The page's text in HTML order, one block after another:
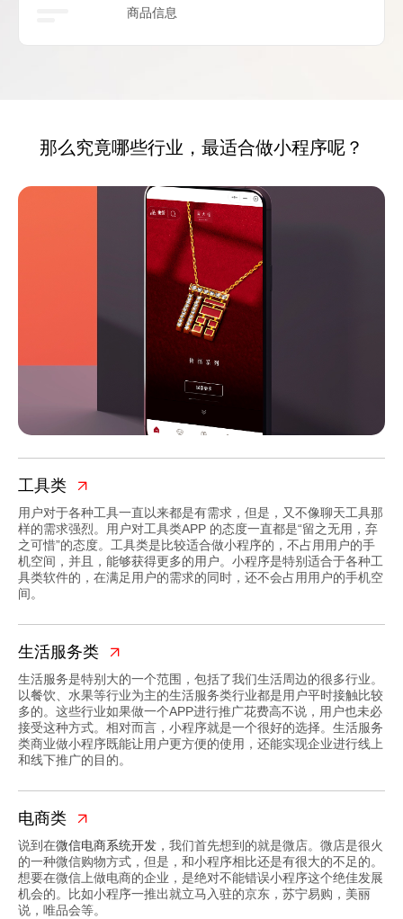
商品信息
那么究竟哪些行业，最适合做小程序呢？
工具类
用户对于各种工具一直以来都是有需求，但是，又不像聊天工具那
样的需求强烈。用户对工具类APP 的态度一直都是“留之无用，弃
之可惜”的态度。工具类是比较适合做小程序的，不占用用户的手
机空间，并且，能够获得更多的用户。小程序是特别适合于各种工
具类软件的，在满足用户的需求的同时，还不会占用用户的手机空
间。
生活服务类
生活服务是特别大的一个范围，包括了我们生活周边的很多行业。
以餐饮、水果等行业为主的生活服务类行业都是用户平时接触比较
多的。这些行业如果做一个APP进行推广花费高不说，用户也未必
接受这种方式。相对而言，小程序就是一个很好的选择。生活服务
类商业做小程序既能让用户更方便的使用，还能实现企业进行线上
和线下推广的目的。
电商类
说到在微信电商系统开发 ，我们首先想到的就是微店。微店是很火
的一种微信购物方式，但是，和小程序相比还是有很大的不足的。
想要在微信上做电商的企业，是绝对不能错误小程序这个绝佳发展
机会的。比如小程序一推出就立马入驻的京东，苏宁易购，美丽
说，唯品会等。